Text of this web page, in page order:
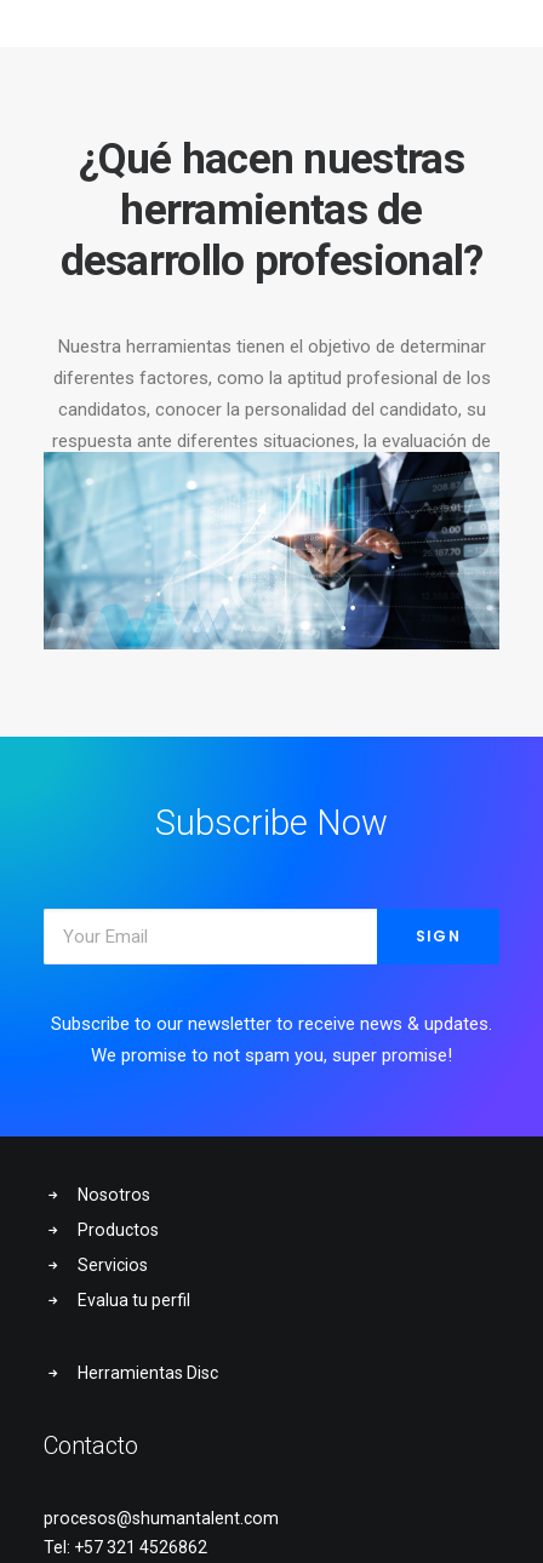
¿Qué hacen nuestras
herramientas de
desarrollo profesional?
Nuestra herramientas tienen el objetivo de determinar
diferentes factores, como la aptitud profesional de los
candidatos, conocer la personalidad del candidato, su
respuesta ante diferentes situaciones, la evaluación de
la motivación entre otros. Se pueden realizar de manera
individual o combinarlas para obtener más información y
hacer que el proceso de selección de personal o
proceso de desarrollo sea lo más preciso posible.
Subscribe Now
Subscribe to our newsletter to receive news & updates.
We promise to not spam you, super promise!
Nosotros
Productos
Servicios
Evalua tu perfil
Herramientas Disc
Contacto
procesos@shumantalent.com
Tel: +57321 4526862